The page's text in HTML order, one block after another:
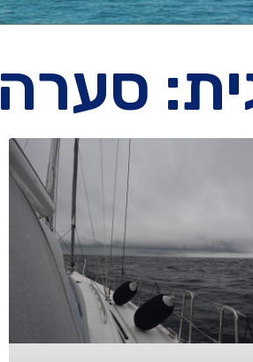
סערה